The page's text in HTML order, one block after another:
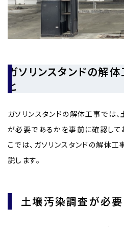
ガソリンスタンドの解
と
ガソリンスタンドの解体工事では
が必要であるかを事前に確認して
こでは、ガソリンスタンドの解体
説します。
土壌汚染調査が必